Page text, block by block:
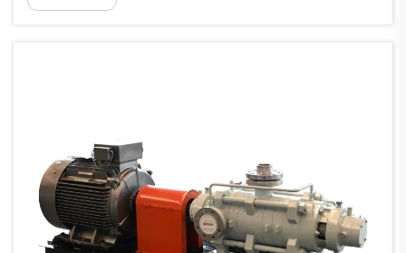
Les anciens réservoirs pétroliers perdent